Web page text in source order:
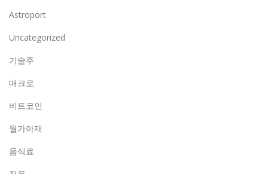
Astroport
Uncategorized
기술주
매크로
비트코인
월가아재
음식료